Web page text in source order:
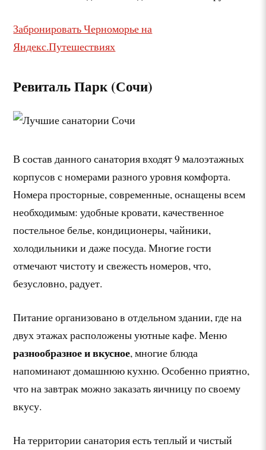
Забронировать Черноморье на
Яндекс.Путешествиях
Ревиталь Парк (Сочи)
В состав данного санатория входят 9 малоэтажных
корпусов с номерами разного уровня комфорта.
Номера просторные, современные, оснащены всем
необходимым: удобные кровати, качественное
постельное белье, кондиционеры, чайники,
холодильники и даже посуда. Многие гости
отмечают чистоту и свежесть номеров, что,
безусловно, радует.
Питание организовано в отдельном здании, где на
двух этажах расположены уютные кафе. Меню
разнообразное и вкусное, многие блюда
напоминают домашнюю кухню. Особенно приятно,
что на завтрак можно заказать яичницу по своему
вкусу.
На территории санатория есть теплый и чистый